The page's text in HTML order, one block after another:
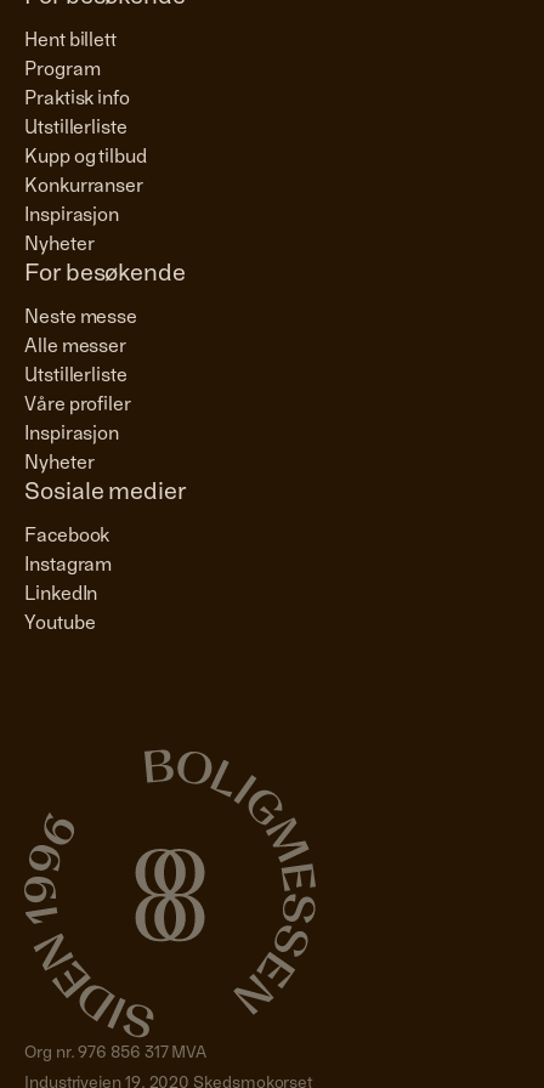
Hent billett
Program
Praktisk info
Utstillerliste
Kupp og tilbud
Konkurranser
Inspirasjon
Nyheter
For besøkende
Neste messe
Alle messer
Utstillerliste
Våre profiler
Inspirasjon
Nyheter
Sosiale medier
Facebook
Instagram
LinkedIn
Youtube
Org nr. 976 856 317 MVA
Industriveien 19, 2020 Skedsmokorset